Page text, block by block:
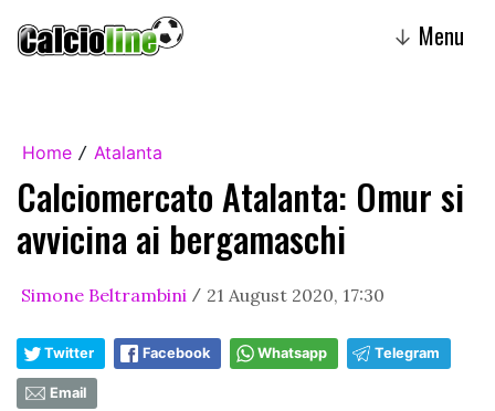
↓ Menu
Home / Atalanta
Calciomercato Atalanta: Omur si
avvicina ai bergamaschi
Simone Beltrambini / 21 August 2020, 17:30
Twitter Facebook Whatsapp Telegram
Email